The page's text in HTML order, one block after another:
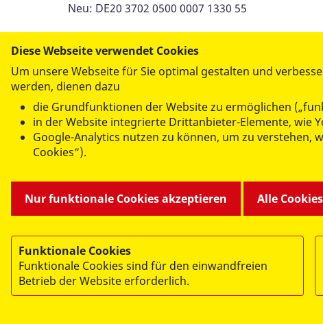
Neu: DE20 3702 0500 0007 1330 55
Bitte verwenden Sie ab dem 24.04.2023 diese
Per E-Mail
versenden
Diese Webseite verwendet Cookies
Um unsere Webseite für Sie optimal gestalten und
werden, dienen dazu
die Grundfunktionen der Website zu ermöglichen
in der Website integrierte Drittanbieter-Elemente, wie
Google-Analytics nutzen zu können, um zu verstehen,
Cookies“).
Nur funktionale Cookies akzeptieren Alle
Funktionale Cookies
Funktionale Cookies sind für den einwandfreien
Betrieb der Website erforderlich.